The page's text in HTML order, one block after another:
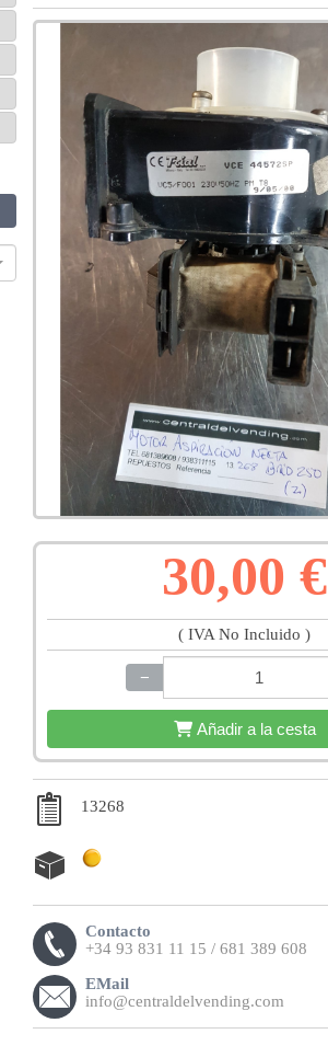
30,00 €
( IVA No Incluido )
−
Añadir a la cesta
13268
Contacto
+34 93 831 11 15 / 681 389 608
EMail
info@centraldelvending.com